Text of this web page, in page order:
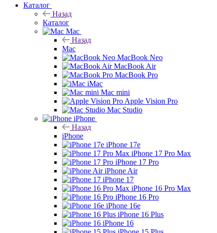
Каталог
Назад
Каталог
Mac
Назад
Mac
MacBook Neo
MacBook Air
MacBook Pro
iMac
Mac mini
Apple Vision Pro
Mac Studio
iPhone
Назад
iPhone
iPhone 17e
iPhone 17 Pro Max
iPhone 17 Pro
iPhone Air
iPhone 17
iPhone 16 Pro Max
iPhone 16 Pro
iPhone 16e
iPhone 16 Plus
iPhone 16